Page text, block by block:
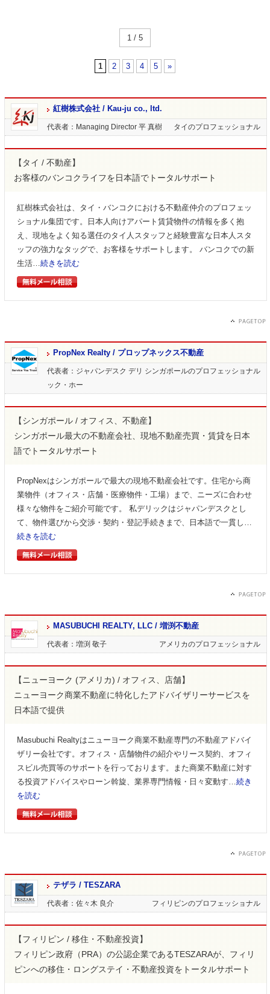
1 / 5
1 2 3 4 5 »
紅樹株式会社 / Kau-ju co., ltd.
タイのプロフェッショナル
代表者：Managing Director 平 真樹
【タイ / 不動産】
お客様のバンコクライフを日本語でトータルサポート
紅樹株式会社は、タイ・バンコクにおける不動産仲介のプロフェッ
ショナル集団です。日本人向けアパート賃貸物件の情報を多く抱
え、現地をよく知る選任のタイ人スタッフと経験豊富な日本人スタ
ッフの強力なタッグで、お客様をサポートします。 バンコクでの新
生活… 続きを読む
PropNex Realty / プロップネックス不動産
シンガポールのプロフェッショナル
代表者：ジャパンデスク デリ
ック・ホー
【シンガポール / オフィス、不動産】
シンガポール最大の不動産会社、現地不動産売買・賃貸を日本
語でトータルサポート
PropNexはシンガポールで最大の現地不動産会社です。住宅から商
業物件（オフィス・店舗・医療物件・工場）まで、ニーズに合わせ
様々な物件をご紹介可能です。 私デリックはジャパンデスクとし
て、物件選びから交渉・契約・登記手続きまで、日本語で一貫し…
続きを読む
MASUBUCHI REALTY, LLC / 増渕不動産
アメリカのプロフェッショナル
代表者：増渕 敬子
【ニューヨーク (アメリカ) / オフィス、店舗】
ニューヨーク商業不動産に特化したアドバイザリーサービスを
日本語で提供
Masubuchi Realtyはニューヨーク商業不動産専門の不動産アドバイ
ザリー会社です。オフィス・店舗物件の紹介やリース契約、オフィ
スビル売買等のサポートを行っております。また商業不動産に対す
る投資アドバイスやローン斡旋、業界専門情報・日々変動す… 続き
を読む
テザラ / TESZARA
フィリピンのプロフェッショナル
代表者：佐々木 良介
【フィリピン / 移住・不動産投資】
フィリピン政府（PRA）の公認企業であるTESZARAが、フィリ
ピンへの移住・ロングステイ・不動産投資をトータルサポート